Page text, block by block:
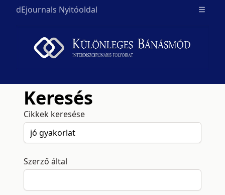
dEjournals Nyitóoldal Open
Keresés
Cikkek keresése
Szerző által